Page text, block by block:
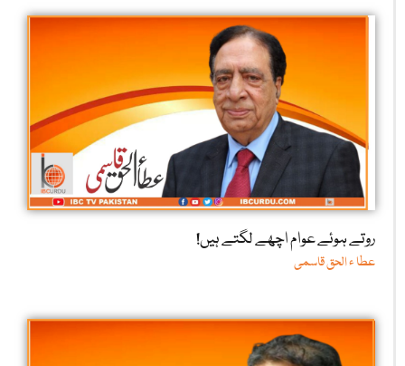
روتے ہوئے عوام اچھے لگتے ہیں!
عطا ء الحق قاسمی